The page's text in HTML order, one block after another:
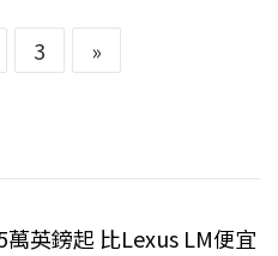
3 »
英鎊起 比Lexus LM便宜